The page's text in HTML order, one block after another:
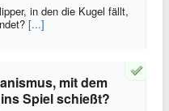
in den die Kugel fällt,
[...]
mit dem
Spiel schießt?